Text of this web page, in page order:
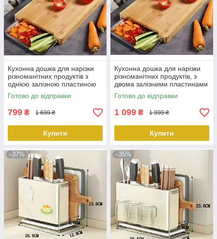
Кухонна дошка для нарізки
різноманітних продуктів з
однією залізною пластиною
33.5 см х 24 см, вага 1000 г,
KT7007801 peremogaua
Готово до відправки
799 ₴ 1 699 ₴
Купити
Кухонна дошка для нарізки
різноманітних продуктів, з
двома залізними пластинами
40 см х 29 см, вага 1400 г
KT7007802 peremogaua
Готово до відправки
1 099 ₴ 1 999 ₴
Купити
–37% –35%